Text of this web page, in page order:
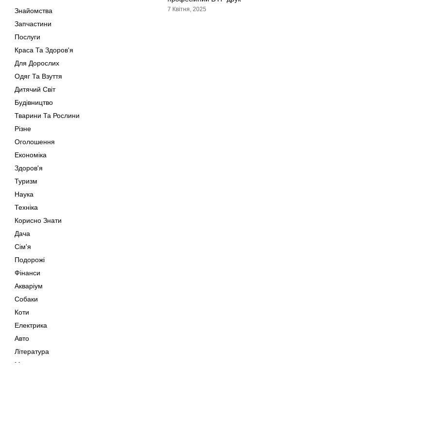
Знайомства
Запчастини
Послуги
Краса Та Здоров'я
Для Дорослих
Одяг Та Взуття
Дитячий Світ
Будівництво
Тварини Та Рослини
Різне
Оголошення
Економіка
Здоров'я
Туризм
Наука
Техніка
Корисно Знати
Дача
Сім'я
Подорожі
Фінанси
Акваріум
Собаки
Коти
Електрика
Авто
Література
Музика
7 Квітня, 2025